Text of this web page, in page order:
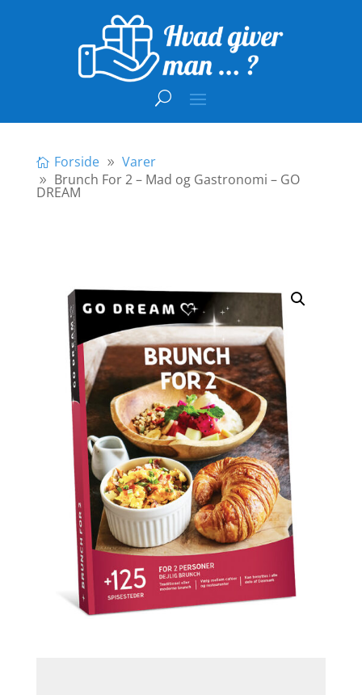
Forside
Varer
Brunch For 2 – Mad og Gastronomi – GO
DREAM